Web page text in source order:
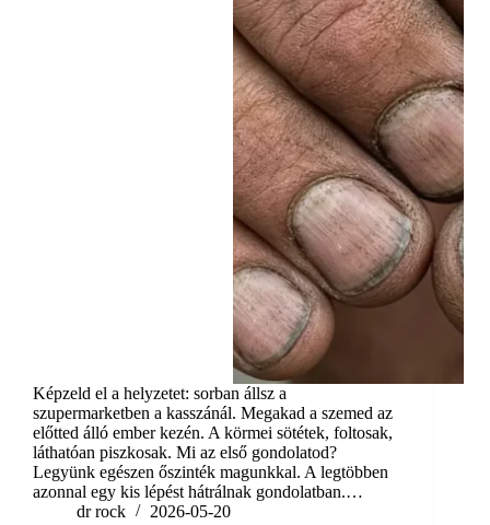
Képzeld el a helyzetet: sorban állsz a
szupermarketben a kasszánál. Megakad a szemed az
előtted álló ember kezén. A körmei sötétek, foltosak,
láthatóan piszkosak. Mi az első gondolatod?
Legyünk egészen őszinték magunkkal. A legtöbben
azonnal egy kis lépést hátrálnak gondolatban.…
dr rock
2026-05-20